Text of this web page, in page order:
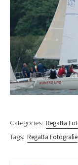
Categories: Regatta
Tags: Regatta Fotografie